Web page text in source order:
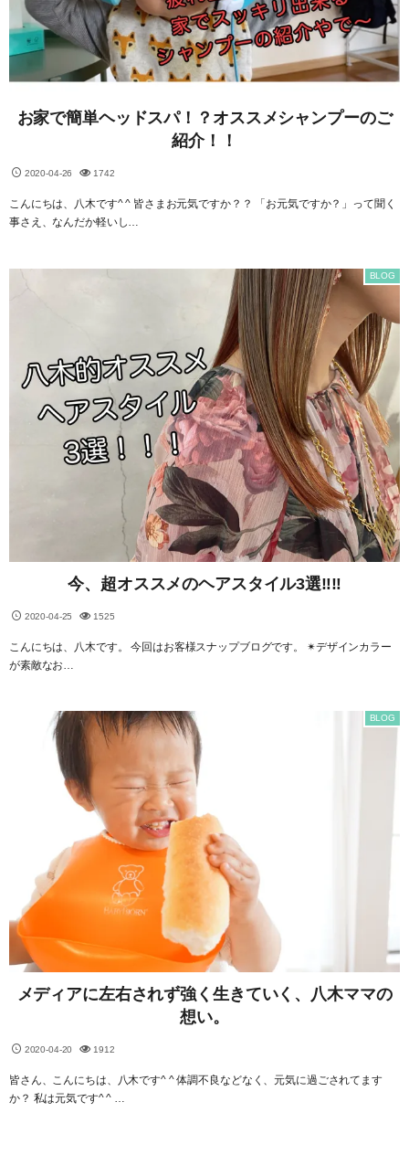
お家で簡単ヘッドスパ！？オススメシャンプーのご
紹介！！
2020-04-26 1742
こんにちは、八木です^ ^ 皆さまお元気ですか？？ 「お元気ですか？」って聞く
事さえ、なんだか軽いし…
今、超オススメのヘアスタイル3選‼︎‼︎
2020-04-25
BLOG
1525
こんにちは、八木です。 今回はお客様スナップブログです。 ✴︎デザインカラー
が素敵なお…
メディアに左右されず強く生きていく、八木ママの
想い。
2020-04-20
BLOG
1912
皆さん、こんにちは、八木です^ ^ 体調不良などなく、元気に過ごされてます
か？ 私は元気です^ ^ …